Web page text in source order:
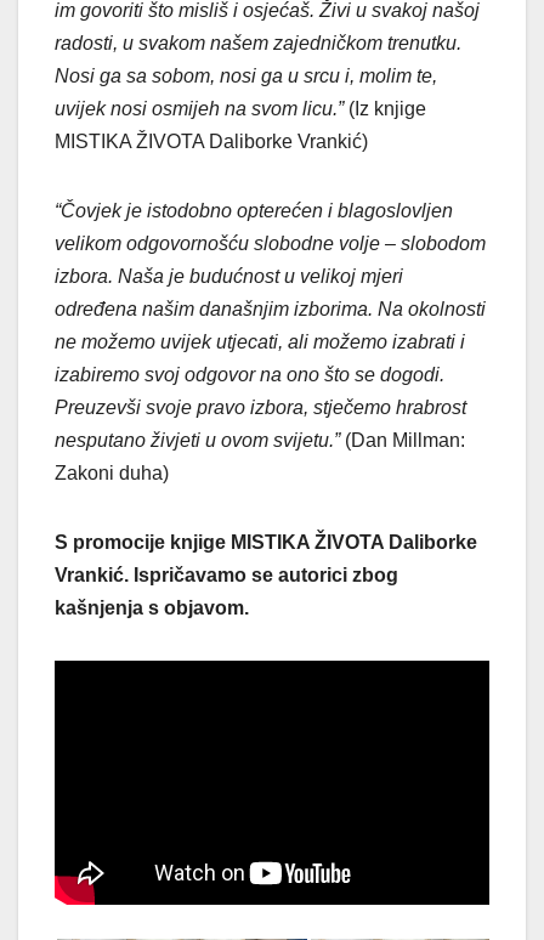
im govoriti što misliš i osjećaš. Živi u svakoj našoj
radosti, u svakom našem zajedničkom trenutku.
Nosi ga sa sobom, nosi ga u srcu i, molim te,
uvijek nosi osmijeh na svom licu.”(Iz knjige
MISTIKA ŽIVOTA Daliborke Vrankić)
“Čovjek je istodobno opterećen i blagoslovljen
velikom odgovornošću slobodne volje – slobodom
izbora. Naša je budućnost u velikoj mjeri
određena našim današnjim izborima. Na okolnosti
ne možemo uvijek utjecati, ali možemo izabrati i
izabiremo svoj odgovor na ono što se dogodi.
Preuzevši svoje pravo izbora, stječemo hrabrost
nesputano živjeti u ovom svijetu.”(Dan Millman:
Zakoni duha)
S promocije knjige MISTIKA ŽIVOTA Daliborke
Vrankić. Ispričavamo se autorici zbog
kašnjenja s objavom.